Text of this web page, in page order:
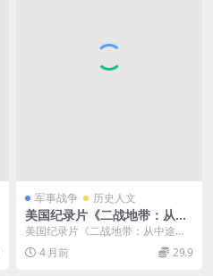
军事战争 历史人文
美国纪录片《二战地带：从中
途岛战役到太平洋胜利 Battle
zone WWII: The Battle of M
idway to Victory in the Pac
美国纪录片《二战地带：从中途岛
战役到太平洋胜利 Battlezone WWI
I:... 4 月前 29.9